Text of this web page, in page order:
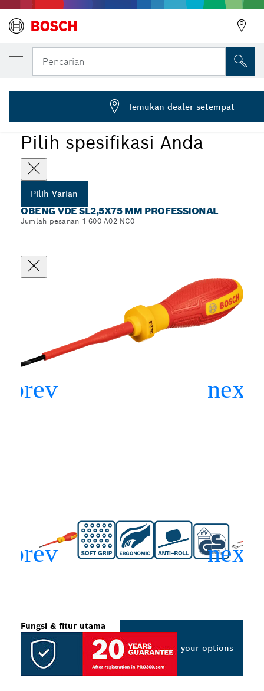
Pencarian
... Obeng VDE SL2,5x75 mm Professional
Pilih spesifikasi Anda
Pilih Varian
OBENG VDE SL2,5X75 MM PROFESSIONAL
Jumlah pesanan 1 600 A02 NC0
Fungsi & fitur utama
Select your options
VARIAN PILIHAN ANDA
Obeng VDE, SL2.5x75
1 600 A02 NC0
Temukan dealer setempat